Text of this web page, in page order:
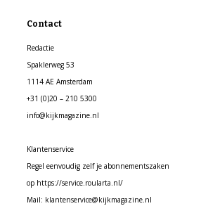
Contact
Redactie
Spaklerweg 53
1114 AE Amsterdam
+31 (0)20 – 210 5300
info@kijkmagazine.nl
Klantenservice
Regel eenvoudig zelf je abonnementszaken
op https://service.roularta.nl/
Mail: klantenservice@kijkmagazine.nl